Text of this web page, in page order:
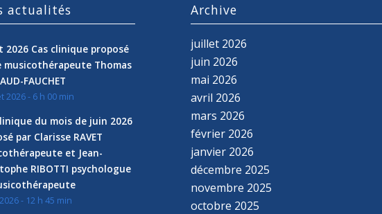
actualités
2026 Cas clinique proposé
musicothérapeute Thomas
FAUCHET
2026 - 6 h 00 min
du mois de juin 2026
par Clarisse RAVET
et Jean-
RIBOTTI psychologue
- 12 h 45 min
Archive
juillet 2026
juin 2026
mai 2026
avril 2026
mars 2026
février 2026
janvier 2026
décembre 2025
novembre 2025
octobre 2025